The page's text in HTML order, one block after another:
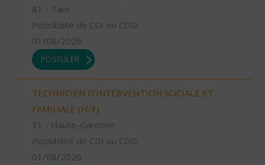
81 - Tarn
Possibilité de CDI ou CDD
01/08/2026
POSTULER
TECHNICIEN D’INTERVENTION SOCIALE ET
FAMILIALE (H/F)
31 - Haute-Garonne
Possibilité de CDI ou CDD
01/08/2026